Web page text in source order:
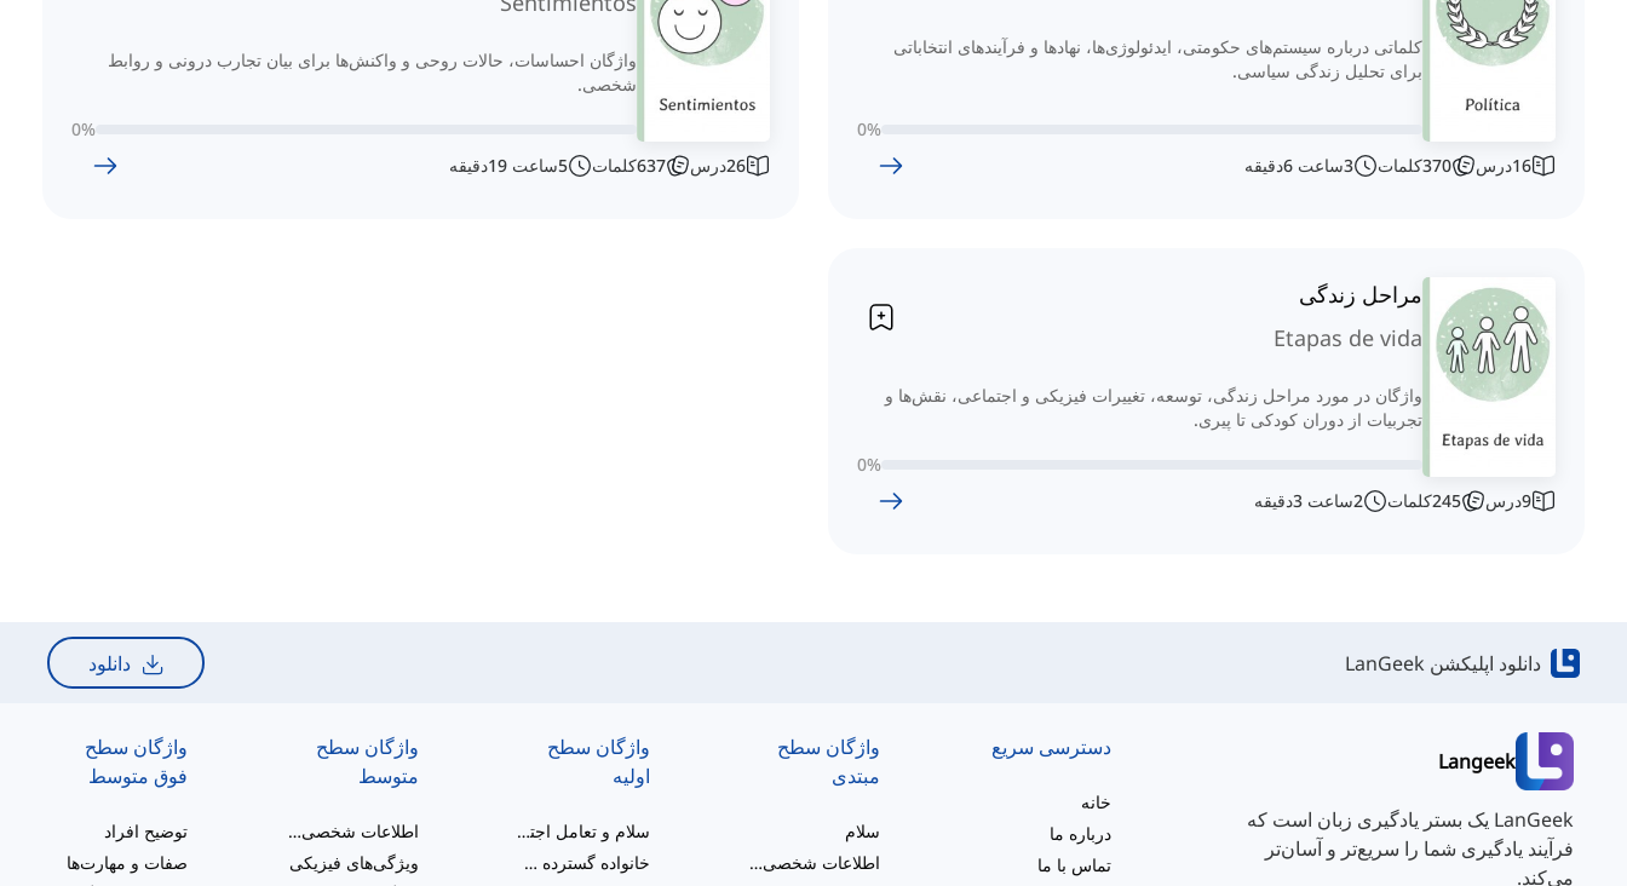
کلماتی درباره سیستم‌های حکومتی، ایدئولوژی‌ها، نهادها و فرآیندهای انتخاباتی
برای تحلیل زندگی سیاسی.
0%
16درس 370کلمات 3ساعت 6دقیقه
واژگان احساسات، حالات روحی و واکنش‌ها برای بیان تجارب درونی و روابط
شخصی.
0%
26درس 637کلمات 5ساعت 19دقیقه
مراحل زندگی
Etapas de vida
واژگان در مورد مراحل زندگی، توسعه، تغییرات فیزیکی و اجتماعی، نقش‌ها و
تجربیات از دوران کودکی تا پیری.
0%
9درس 245کلمات 2ساعت 3دقیقه
دانلود اپلیکشن LanGeek دانلود
Langeek
LanGeek یک بستر یادگیری زبان است که
فرآیند یادگیری شما را سریع‌تر و آسان‌تر
می‌کند.
دسترسی سریع
خانه
درباره ما
تماس با ما
واژگان سطح
مبتدی
سلام
اطلاعات شخصی و شرح کلی
واژگان سطح
اولیه
سلام و تعامل اجتماعی
خانواده گسترده و آشنایان
واژگان سطح
متوسط
اطلاعات شخصی و مراحل زندگی
ویژگی‌های فیزیکی
واژگان سطح
فوق متوسط
توضیح افراد
صفات و مهارت‌ها